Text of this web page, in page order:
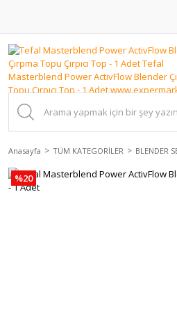
Anasayfa TÜM KATEGORİLER BLENDER
%20